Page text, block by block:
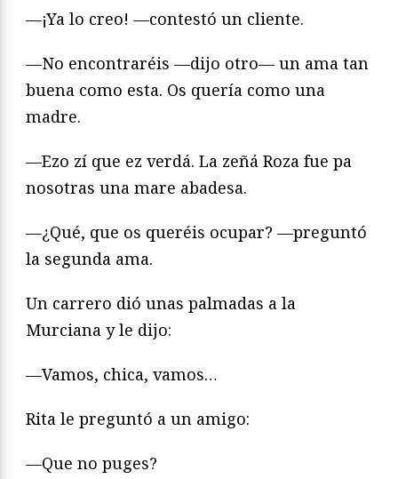
—¡Ya lo creo! —contestó un cliente.
—No encontraréis —dijo otro— un ama tan
buena como esta. Os quería como una
madre.
—Ezo zí que ez verdá. La zeñá Roza fue pa
nosotras una mare abadesa.
—¿Qué, que os queréis ocupar? —preguntó
la segunda ama.
Un carrero dió unas palmadas a la
Murciana y le dijo:
—Vamos, chica, vamos…
Rita le preguntó a un amigo:
—Que no puges?